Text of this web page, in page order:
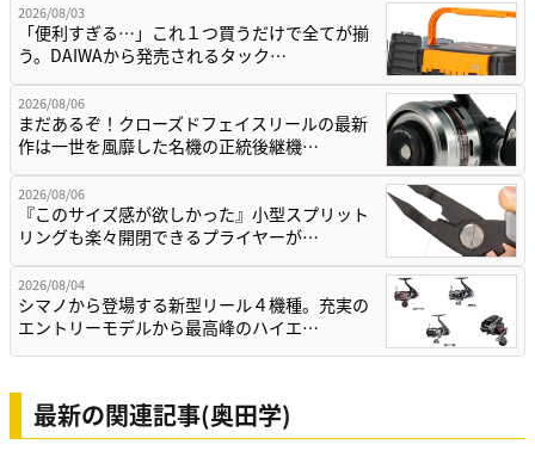
2026/08/03
「便利すぎる…」これ１つ買うだけで全てが揃
う。DAIWAから発売されるタック…
2026/08/06
まだあるぞ！クローズドフェイスリールの最新
作は一世を風靡した名機の正統後継機…
2026/08/06
『このサイズ感が欲しかった』小型スプリット
リングも楽々開閉できるプライヤーが…
2026/08/04
シマノから登場する新型リール４機種。充実の
エントリーモデルから最高峰のハイエ…
最新の関連記事(奥田学)